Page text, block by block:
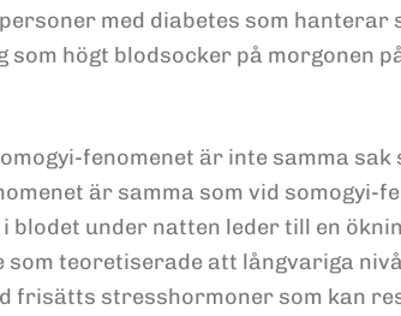
med diabetes som hanterar
högt blodsocker på morgonen
fenomenet är inte samma sak
är samma som vid somogyi-
under natten leder till en
teoretiserade att långvariga
frisätts stresshormoner som kan